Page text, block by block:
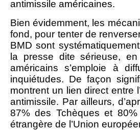
antimissile américaines.
Bien évidemment, les
fond, pour tenter de
BMD sont
la presse dite sérieuse,
américains s’emploie à
inquiétudes. De façon
montrent un lien direct entre
antimissile. Par ailleurs,
87% des Tchèques et
étrangère de l’Union